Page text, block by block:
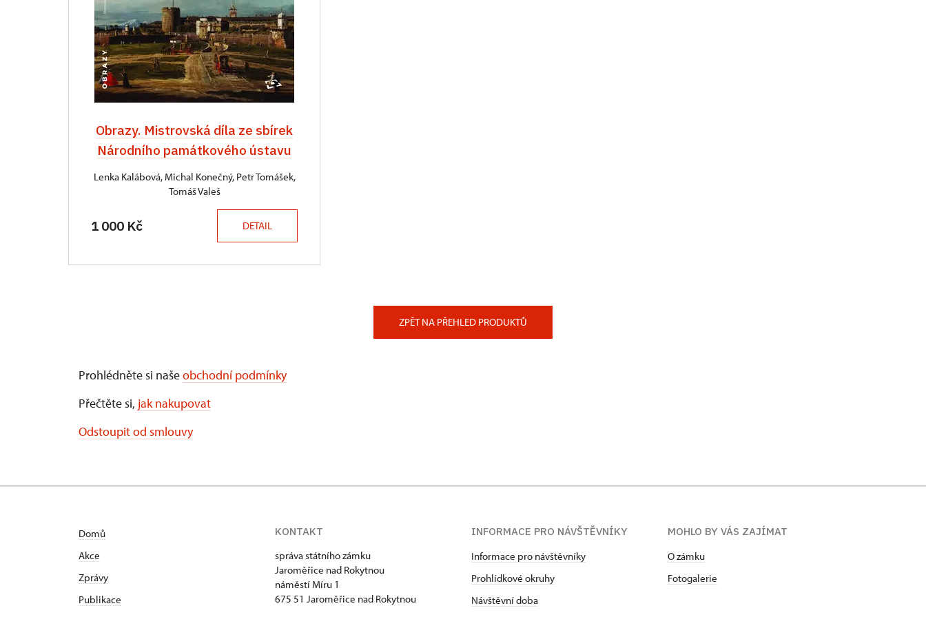
Obrazy. Mistrovská díla ze sbírek
Národního památkového ústavu
Lenka Kalábová, Michal Konečný, Petr Tomášek,
Tomáš Valeš
1 000 Kč DETAIL
ZPĚT NA PŘEHLED PRODUKTŮ
Prohlédněte si našeobchodní podmínky
Přečtěte si, jak nakupovat
Odstoupit od smlouvy
Domů
Akce
Zprávy
Publikace
KONTAKT
správa státního zámku
Jaroměřice nad Rokytnou
náměstí Míru 1
675 51 Jaroměřice nad Rokytnou
INFORMACE PRO NÁVŠTĚVNÍKY
Informace pro návštěvníky
Prohlídkové okruhy
Návštěvní doba
MOHLO BY VÁS ZAJÍMAT
O zámku
Fotogalerie